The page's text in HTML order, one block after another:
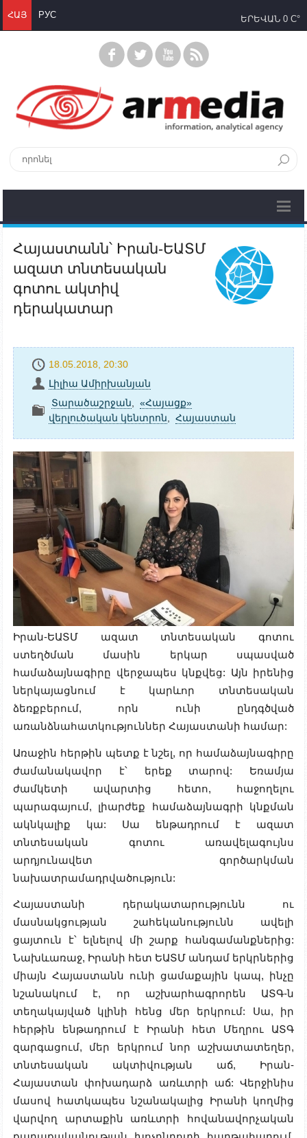
ՀԱՅ РУС ԵՐԵՎԱՆ 0 C°
Հայաստանն՝ Իրան-ԵԱՏՄ
ազատ տնտեսական
գոտու ակտիվ
դերակատար
18.05.2018, 20:30
Լիլիա Ամիրխանյան
Տարածաշրջան
«Հայացք»
վերլուծական կենտրոն
Հայաստան
Իրան-ԵԱՏՄ ազատ տնտեսական գոտու
ստեղծման մասին երկար սպասված
համաձայնագիրը վերջապես կնքվեց: Այն իրենից
ներկայացնում է կարևոր տնտեսական
ձեռքբերում, որն ունի ընդգծված
առանձնահատկություններ Հայաստանի համար:
Առաջին հերթին պետք է նշել, որ համաձայնագիրը
ժամանակավոր է՝ երեք տարով: Եռամյա
ժամկետի ավարտից հետո, հաջողելու
պարագայում, լիարժեք համաձայնագրի կնքման
ակնկալիք կա: Սա ենթադրում է ազատ
տնտեսական գոտու առավելագույնս
արդյունավետ գործարկման
նախատրամադրվածություն:
Հայաստանի դերակատարությունն ու
մասնակցության շահեկանությունն ավելի
ցայտուն է՝ ելնելով մի շարք հանգամանքներից:
Նախևառաջ, Իրանի հետ ԵԱՏՄ անդամ երկրներից
միայն Հայաստանն ունի ցամաքային կապ, ինչը
նշանակում է, որ աշխարհագրորեն ԱՏԳ-ն
տեղակայված կլինի հենց մեր երկրում: Սա, իր
հերթին ենթադրում է Իրանի հետ Մեղրու ԱՏԳ
զարգացում, մեր երկրում նոր աշխատատեղեր,
տնտեսական ակտիվության աճ, Իրան-
Հայաստան փոխադարձ առևտրի աճ: Վերջինիս
մասով հատկապես նշանակալից Իրանի կողմից
վարվող արտաքին առևտրի հովանավորչական